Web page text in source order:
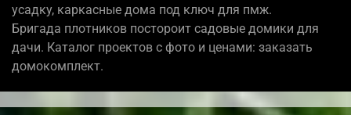
усадку, каркасные дома под ключ для пмж.
Бригада плотников постороит садовые домики для
дачи. Каталог проектов с фото и ценами: заказать
домокомплект.